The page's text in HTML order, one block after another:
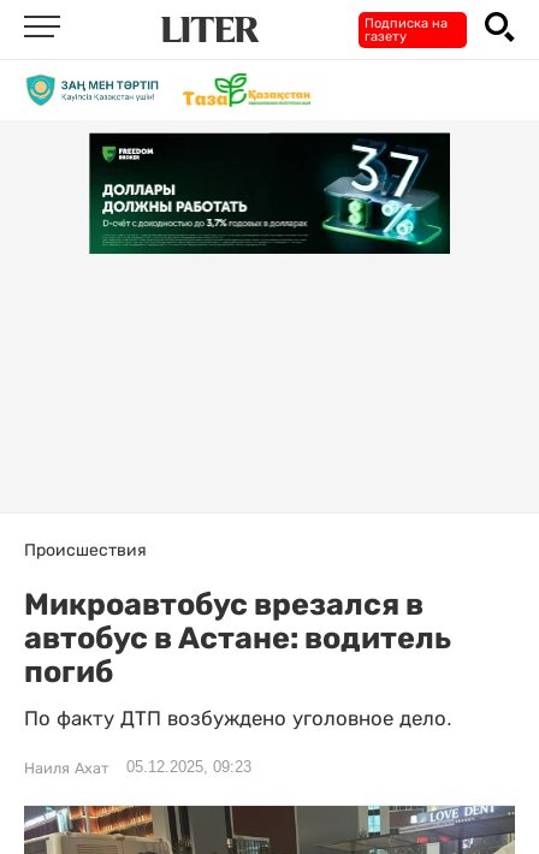
Подписка на
газету
Происшествия
Микроавтобус врезался в
автобус в Астане: водитель
погиб
По факту ДТП возбуждено уголовное дело.
Наиля Ахат 05.12.2025, 09:23